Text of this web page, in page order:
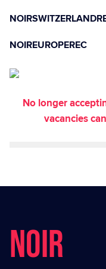
NOIREUROPEREC
No longer
vacancies
NOIR